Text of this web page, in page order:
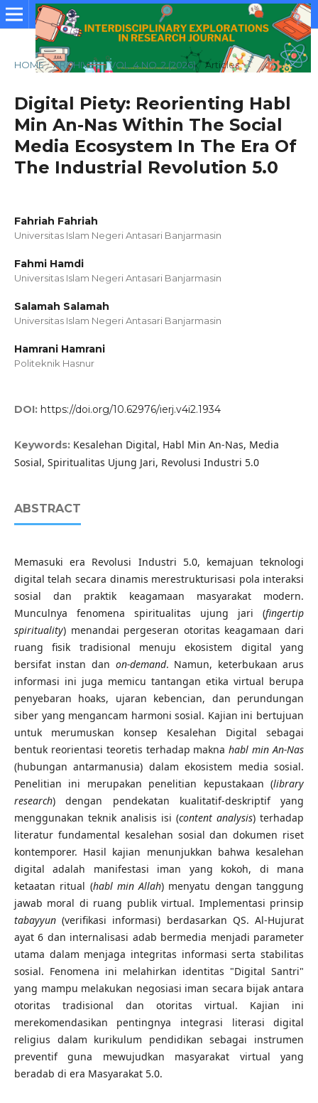
HOME / ARCHIVES / VOL. 4 NO. 2 (2026) / Articles
Digital Piety: Reorienting Habl
Min An-Nas Within The Social
Media Ecosystem In The Era Of
The Industrial Revolution 5.0
Fahriah Fahriah
Universitas Islam Negeri Antasari Banjarmasin
Fahmi Hamdi
Universitas Islam Negeri Antasari Banjarmasin
Salamah Salamah
Universitas Islam Negeri Antasari Banjarmasin
Hamrani Hamrani
Politeknik Hasnur
DOI: https://doi.org/10.62976/ierj.v4i2.1934
Keywords: Kesalehan Digital, Habl Min An-Nas, Media
Sosial, Spiritualitas Ujung Jari, Revolusi Industri 5.0
ABSTRACT
Memasuki era Revolusi Industri 5.0, kemajuan teknologi
digital telah secara dinamis merestrukturisasi pola interaksi
sosial dan praktik keagamaan masyarakat modern.
Munculnya fenomena spiritualitas ujung jari (fingertip
spirituality) menandai pergeseran otoritas keagamaan dari
ruang fisik tradisional menuju ekosistem digital yang
bersifat instan dan on-demand. Namun, keterbukaan arus
informasi ini juga memicu tantangan etika virtual berupa
penyebaran hoaks, ujaran kebencian, dan perundungan
siber yang mengancam harmoni sosial. Kajian ini bertujuan
untuk merumuskan konsep Kesalehan Digital sebagai
bentuk reorientasi teoretis terhadap maknahabl min An-Nas
(hubungan antarmanusia) dalam ekosistem media sosial.
Penelitian ini merupakan penelitian kepustakaan (library
research) dengan pendekatan kualitatif-deskriptif yang
menggunakan teknik analisis isi (content analysis) terhadap
literatur fundamental kesalehan sosial dan dokumen riset
kontemporer. Hasil kajian menunjukkan bahwa kesalehan
digital adalah manifestasi iman yang kokoh, di mana
ketaatan ritual (habl min Allah) menyatu dengan tanggung
jawab moral di ruang publik virtual. Implementasi prinsip
tabayyun(verifikasi informasi) berdasarkan QS. Al-Hujurat
ayat 6 dan internalisasi adab bermedia menjadi parameter
utama dalam menjaga integritas informasi serta stabilitas
sosial. Fenomena ini melahirkan identitas "Digital Santri"
yang mampu melakukan negosiasi iman secara bijak antara
otoritas tradisional dan otoritas virtual. Kajian ini
merekomendasikan pentingnya integrasi literasi digital
religius dalam kurikulum pendidikan sebagai instrumen
preventif guna mewujudkan masyarakat virtual yang
beradab di era Masyarakat 5.0.